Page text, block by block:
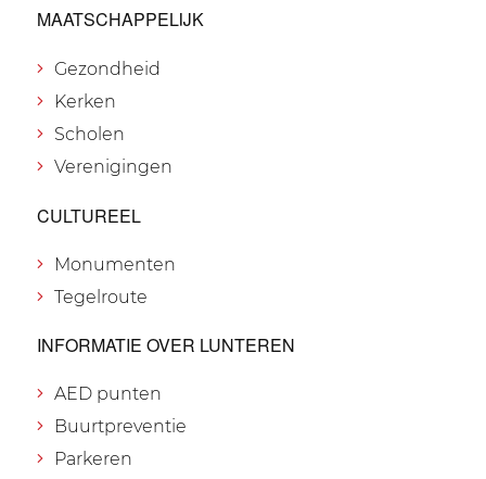
MAATSCHAPPELIJK
Gezondheid
Kerken
Scholen
Verenigingen
CULTUREEL
Monumenten
Tegelroute
INFORMATIE OVER LUNTEREN
AED punten
Buurtpreventie
Parkeren